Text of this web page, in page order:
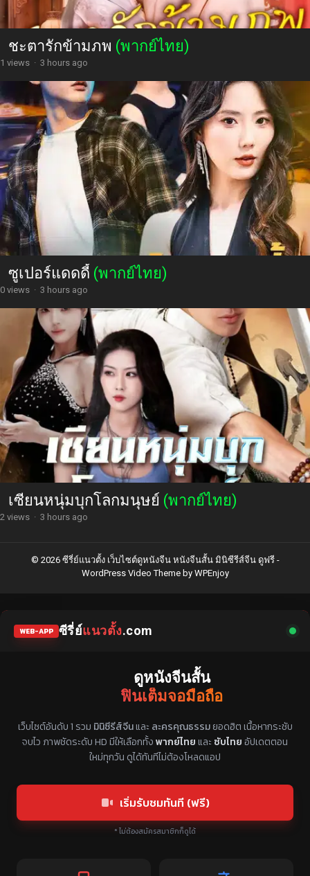
ชะตารักข้ามภพ (พากย์ไทย)
1 views · 3 hours ago
ซูเปอร์แดดดี้ (พากย์ไทย)
0 views · 3 hours ago
เซียนหนุ่มบุกโลกมนุษย์ (พากย์ไทย)
2 views · 3 hours ago
© 2026 ซีรี่ย์แนวตั้ง เว็บไซต์ดูหนังจีน หนังจีนสั้น มินิซีรีส์จีน ดูฟรี -
WordPress Video Themeby WPEnjoy
WEB-APP ซีรี่ย์แนวตั้ง.com
ดูหนังจีนสั้น
ฟินเต็มจอมือถือ
แหล่งรวมซีรี่ย์จีนแนวตั้ง พากย์ไทย ซับไทย
เว็บไซต์อันดับ 1 รวม มินิซีรีส์จีนและ ละครคุณธรรมยอดฮิต เนื้อหากระชับ
จบไว ภาพชัดระดับ HD มีให้เลือกทั้งพากย์ไทยและ ซับไทยอัปเดตตอน
ใหม่ทุกวัน ดูได้ทันทีไม่ต้องโหลดแอป
เริ่มรับชมทันที (ฟรี)
* ไม่ต้องสมัครสมาชิกก็ดูได้